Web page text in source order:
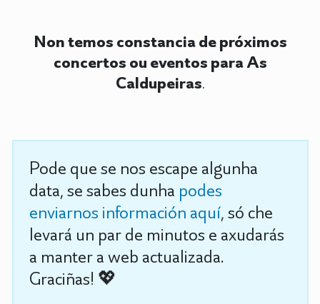
Non temos constancia de próximos
concertos ou eventos para As
Caldupeiras.
Pode que se nos escape algunha
data, se sabes dunha podes
enviarnos información aquí, só che
levará un par de minutos e axudarás
a manter a web actualizada.
Graciñas! 💖